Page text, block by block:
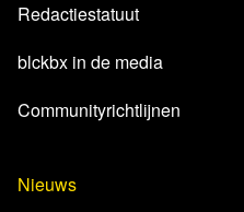
Redactiestatuut
blckbx in de media
Communityrichtlijnen
Nieuws